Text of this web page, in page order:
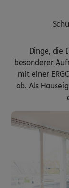
Dinge, die
besonderer
mit einer
ab. Als